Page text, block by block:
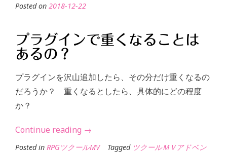
Posted on 2018-12-22
プラグインで重くなることは
あるの？
プラグインを沢山追加したら、その分だけ重くなるの
だろうか？ 重くなるとしたら、具体的にどの程度
か？
Continue reading “MV
の
→
Posted in RPGツクールMV Tagged ツクールＭＶアドベン